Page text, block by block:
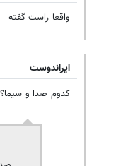
واقعا راست گفته
ایراندوست
کدوم صدا و سیما؟